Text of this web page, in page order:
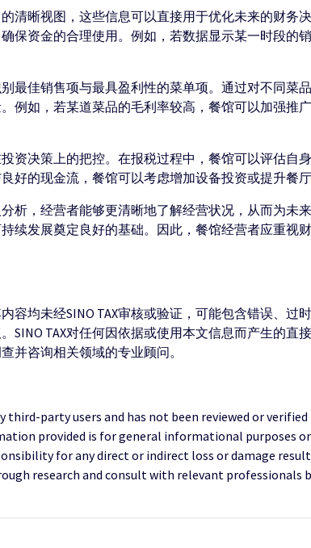
清晰视图，这些信息可以直接用于优化未来的财务
保资金的合理使用。例如，若数据显示某一时段的
最佳销售项与最具盈利性的菜单项。通过对不同菜
例如，若某道菜品的毛利率较高，餐馆可以加强推
资决策上的把控。在报税过程中，餐馆可以评估自
好的现金流，餐馆可以考虑增加设备投资或提升餐
析，经营者能够更清晰地了解经营状况，从而为未
续发展奠定良好的基础。因此，餐馆经营者应重视
容均未经SINO TAX审核或验证，可能包含错误、过
SINO TAX对任何因依据或使用本文信息而产生的
并咨询相关领域的专业顾问。
party users and has not been reviewed or
provided is for general informational purposes
for any direct or indirect loss or damage
research and consult with relevant professionals